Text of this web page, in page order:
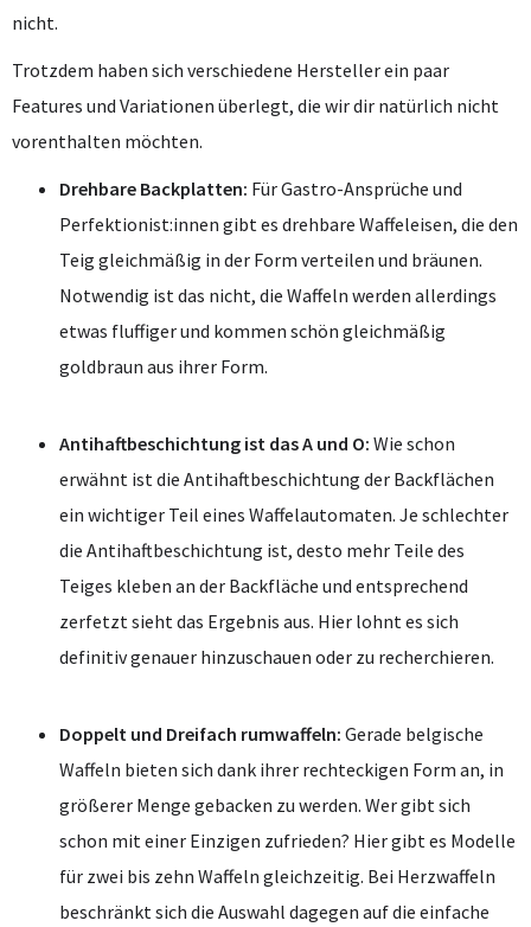
nicht.
Trotzdem haben sich verschiedene Hersteller ein paar
Features und Variationen überlegt, die wir dir natürlich nicht
vorenthalten möchten.
Drehbare Backplatten: Für Gastro-Ansprüche und
Perfektionist:innen gibt es drehbare Waffeleisen, die den
Teig gleichmäßig in der Form verteilen und bräunen.
Notwendig ist das nicht, die Waffeln werden allerdings
etwas fluffiger und kommen schön gleichmäßig
goldbraun aus ihrer Form.
Antihaftbeschichtung ist das A und O: Wie schon
erwähnt ist die Antihaftbeschichtung der Backflächen
ein wichtiger Teil eines Waffelautomaten. Je schlechter
die Antihaftbeschichtung ist, desto mehr Teile des
Teiges kleben an der Backfläche und entsprechend
zerfetzt sieht das Ergebnis aus. Hier lohnt es sich
definitiv genauer hinzuschauen oder zu recherchieren.
Doppelt und Dreifach rumwaffeln: Gerade belgische
Waffeln bieten sich dank ihrer rechteckigen Form an, in
größerer Menge gebacken zu werden. Wer gibt sich
schon mit einer Einzigen zufrieden? Hier gibt es Modelle
für zwei bis zehn Waffeln gleichzeitig. Bei Herzwaffeln
beschränkt sich die Auswahl dagegen auf die einfache